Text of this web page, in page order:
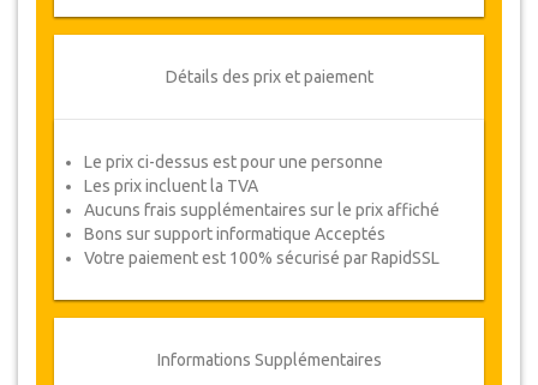
Dans de tels cas, les clients auront droit à
remboursement complet.
Une fois votre paiement effectué, vous serez
redirigé vers les détails de YourCard pour saisir
vos informations de réservation et vous recevrez
automatiquement votre Voucher.
Suivez JazicoWorld? .. Passez
Détails des prix et paiement
Le prix ci-dessus est pour une personne
Les prix incluent la TVA
Aucuns frais supplémentaires sur le prix affiché
Bons sur support informatique Acceptés
Votre paiement est 100% sécurisé par RapidSSL
Informations Supplémentaires